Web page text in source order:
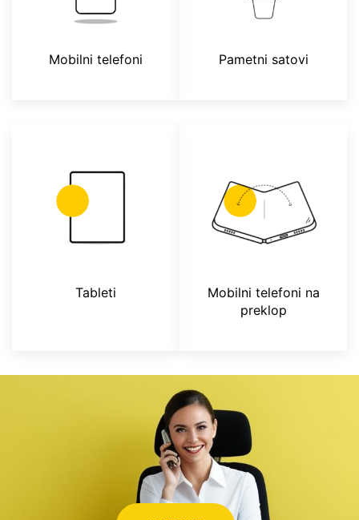
Mobilni telefoni Pametni satovi
Tableti
Mobilni telefoni na
preklop